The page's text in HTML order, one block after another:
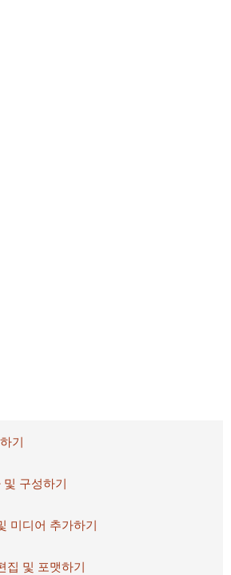
기
구성하기
미디어 추가하기
집 및 포맷하기